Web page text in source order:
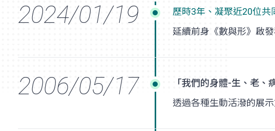
歷時3年、凝聚近20位
延續前身《數與形》啟
「我們的身體-生、老、
透過各種生動活潑的展